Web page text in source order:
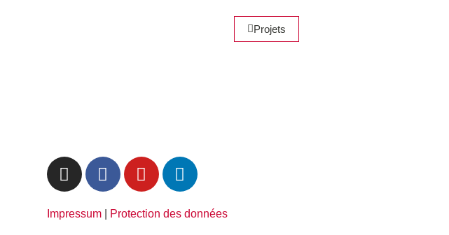
Projets
Impressum| Protection des données